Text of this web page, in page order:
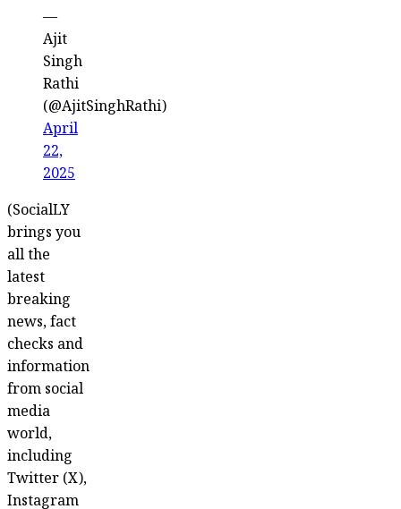
—
Ajit
Singh
Rathi
(@AjitSinghRathi)
April
22,
2025
(SocialLY
brings you
all the
latest
breaking
news, fact
checks and
information
from social
media
world,
including
Twitter (X),
Instagram